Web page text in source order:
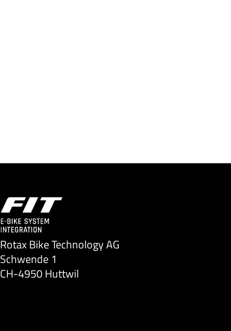
Rotax Bike Technology AG
Schwende 1
CH-4950 Huttwil